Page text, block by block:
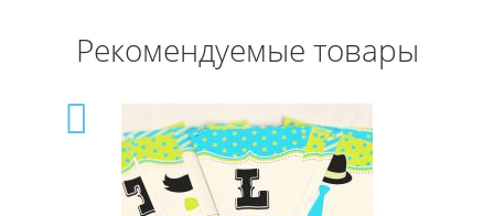
Рекомендуемые товары